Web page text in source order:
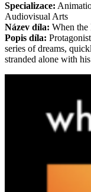
Specializace:
Audiovisual Arts
Název díla: When
Popis díla:
series of dreams,
stranded alone with